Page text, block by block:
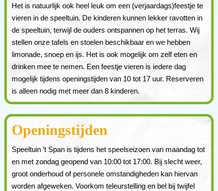
Het is natuurlijk ook heel leuk om een (verjaardags)feestje te
vieren in de speeltuin. De kinderen kunnen lekker ravotten in
de speeltuin, terwijl de ouders ontspannen op het terras. Wij
stellen onze tafels en stoelen beschikbaar en we hebben
limonade, snoep en ijs. Het is ook mogelijk om zelf eten en
drinken mee te nemen. Een feestje vieren is iedere dag
mogelijk tijdens openingstijden van 10 tot 17 uur. Reserveren
is alleen nodig met meer dan 8 kinderen.
Openingstijden
Speeltuin ’t Span is tijdens het speelseizoen van maandag tot
en met zondag geopend van 10:00 tot 17:00. Bij slecht weer,
groot onderhoud of personele omstandigheden kan hiervan
worden afgeweken. Voorkom teleurstelling en bel bij twijfel